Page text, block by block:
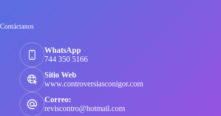
Contáctanos
WhatsApp
744 350 5166
Sitio Web
www.controversiasconigor.com
Correo:
reviscontro@hotmail.com